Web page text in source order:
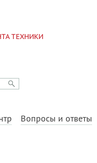
ТЕХНИКИ
Вопросы и ответы